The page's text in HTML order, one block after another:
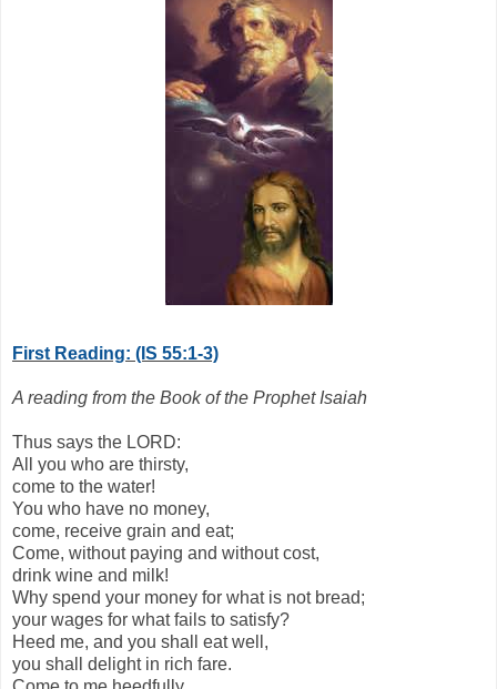
First Reading: (IS 55:1-3)
A reading from the Book of the Prophet Isaiah
Thus says the LORD:
All you who are thirsty,
come to the water!
You who have no money,
come, receive grain and eat;
Come, without paying and without cost,
drink wine and milk!
Why spend your money for what is not bread;
your wages for what fails to satisfy?
Heed me, and you shall eat well,
you shall delight in rich fare.